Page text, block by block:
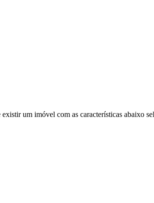
um imóvel com as características abaixo